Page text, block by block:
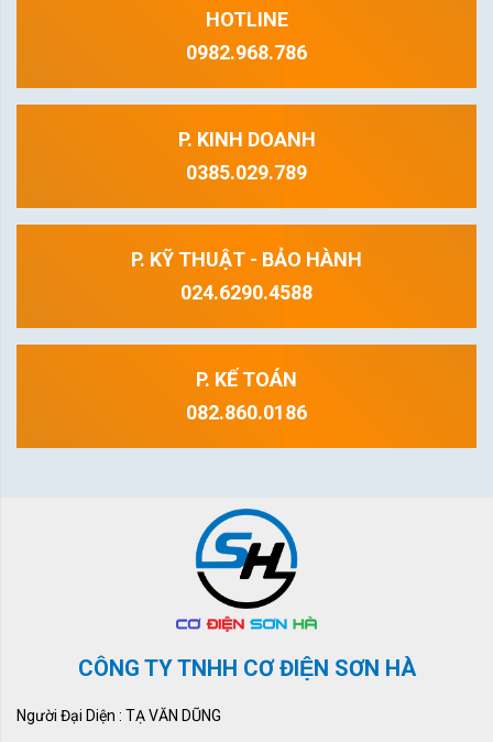
HOTLINE
0982.968.786
P. KINH DOANH
0385.029.789
P. KỸ THUẬT - BẢO HÀNH
024.6290.4588
P. KẾ TOÁN
082.860.0186
CÔNG TY TNHH CƠ ĐIỆN SƠN HÀ
Người Đại Diện : TẠ VĂN DŨNG